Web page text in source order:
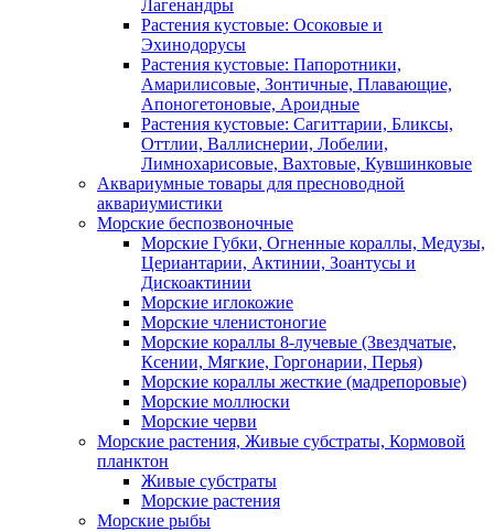
Лагенандры
Растения кустовые: Осоковые и
Эхинодорусы
Растения кустовые: Папоротники,
Амарилисовые, Зонтичные, Плавающие,
Апоногетоновые, Ароидные
Растения кустовые: Сагиттарии, Бликсы,
Оттлии, Валлиснерии, Лобелии,
Лимнохарисовые, Вахтовые, Кувшинковые
Аквариумные товары для пресноводной
аквариумистики
Морские беспозвоночные
Морские Губки, Огненные кораллы, Медузы,
Цериантарии, Актинии, Зоантусы и
Дискоактинии
Морские иглокожие
Морские членистоногие
Морские кораллы 8-лучевые (Звездчатые,
Ксении, Мягкие, Горгонарии, Перья)
Морские кораллы жесткие (мадрепоровые)
Морские моллюски
Морские черви
Морские растения, Живые субстраты, Кормовой
планктон
Живые субстраты
Морские растения
Морские рыбы